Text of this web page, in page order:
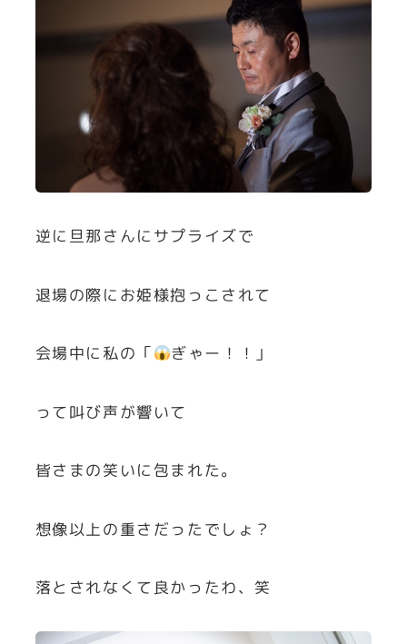
逆に旦那さんにサプライズで
退場の際にお姫様抱っこされて
会場中に私の「 ぎゃー！！」
って叫び声が響いて
皆さまの笑いに包まれた。
想像以上の重さだったでしょ？
落とされなくて良かったわ、笑